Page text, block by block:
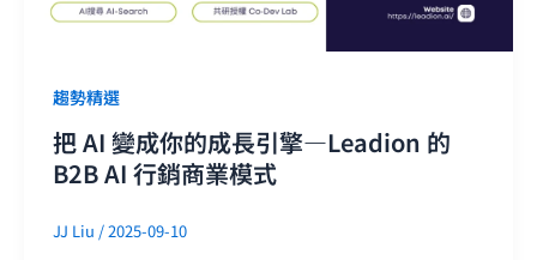
趨勢精選
把 AI 變成你的成長引擎—Leadion 的
B2B AI 行銷商業模式
JJ Liu /2025-09-10